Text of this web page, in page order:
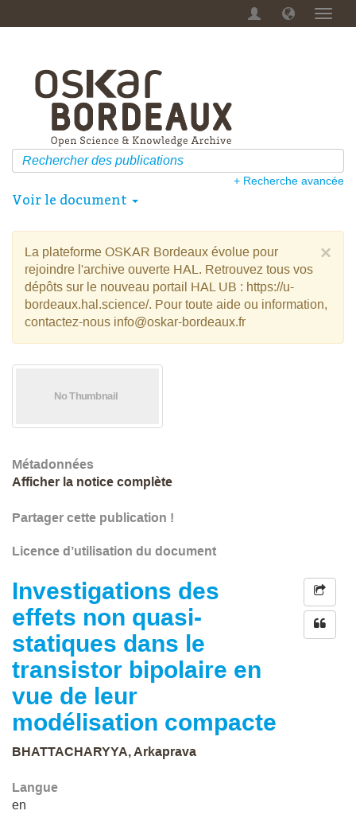
Menu
+ Recherche avancée
Voir le document
×
La plateforme OSKAR Bordeaux évolue pour
rejoindre l'archive ouverte HAL. Retrouvez tous vos
dépôts sur le nouveau portail HAL UB : https://u-
bordeaux.hal.science/. Pour toute aide ou information,
contactez-nous info@oskar-bordeaux.fr
Métadonnées
Afficher la notice complète
Partager cette publication !
Licence d’utilisation du document
Investigations des
effets non quasi-
statiques dans le
transistor bipolaire en
vue de leur
modélisation compacte
BHATTACHARYYA, Arkaprava
Langue
en